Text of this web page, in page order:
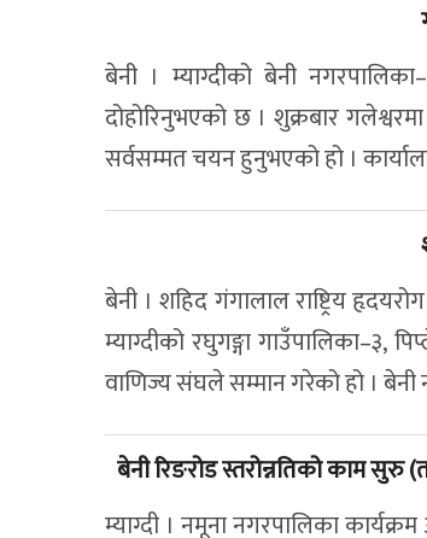
बेनी । म्याग्दीको बेनी
दोहोरिनुभएको छ । शुक्रबार
सर्वसम्मत चयन हुनुभएको हो ।
बेनी । शहिद गंगालाल राष्ट्रिय
म्याग्दीको रघुगङ्गा गाउँपालिका–३,
वाणिज्य संघले सम्मान गरेको हो ।
बेनी रिङरोड स्तरोन्नतिको काम सुरु
म्याग्दी । नमूना नगरपालिका